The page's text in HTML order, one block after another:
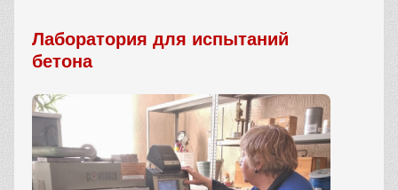
Лаборатория для испытаний
бетона